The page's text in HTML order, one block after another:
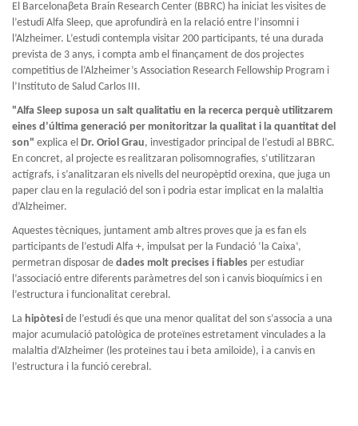
El Barcelonaβeta Brain Research Center (BBRC) ha iniciat les visites de
l’estudi Alfa Sleep, que aprofundirà en la relació entre l’insomni i
l’Alzheimer. L’estudi contempla visitar 200 participants, té una durada
prevista de 3 anys, i compta amb el finançament de dos projectes
competitius de l’Alzheimer’s Association Research Fellowship Program i
l’Instituto de Salud Carlos III.
"Alfa Sleep suposa un salt qualitatiu en la recerca perquè utilitzarem
eines d’última generació per monitoritzar la qualitat i la quantitat del
son" explica el Dr. Oriol Grau, investigador principal de l’estudi al BBRC.
En concret, al projecte es realitzaran polisomnografies, s’utilitzaran
actígrafs, i s’analitzaran els nivells del neuropèptid orexina, que juga un
paper clau en la regulació del son i podria estar implicat en la malaltia
d’Alzheimer.
Aquestes tècniques, juntament amb altres proves que ja es fan els
participants de l’estudi Alfa +, impulsat per la Fundació ‘la Caixa’,
permetran disposar de dades molt precises i fiables per estudiar
l’associació entre diferents paràmetres del son i canvis bioquímics i en
l’estructura i funcionalitat cerebral.
La hipòtesi de l’estudi és que una menor qualitat del son s’associa a una
major acumulació patològica de proteïnes estretament vinculades a la
malaltia d’Alzheimer (les proteïnes tau i beta amiloide), i a canvis en
l’estructura i la funció cerebral.